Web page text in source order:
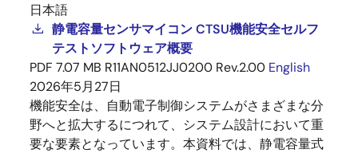
日本語
静電容量センサマイコン CTSU機能安全セルフ
テストソフトウェア概要
PDF 7.07 MB R11AN0512JJ0200 Rev.2.00 English
2026年5月27日
機能安全は、自動電子制御システムがさまざまな分
野へと拡大するにつれて、システム設計において重
要な要素となっています。本資料では、静電容量式